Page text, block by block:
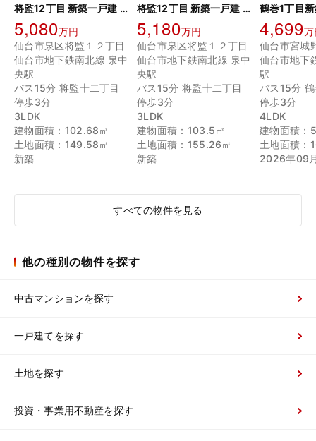
将監12丁目 新築一戸建 1号棟
5,080万円
仙台市泉区将監１２丁目
仙台市地下鉄南北線 泉中
央駅
バス15分 将監十二丁目
停歩3分
3LDK
建物面積：102.68㎡
土地面積：149.58㎡
新築
将監12丁目 新築一戸建 2号棟
5,180万円
仙台市泉区将監１２丁目
仙台市地下鉄南北線 泉中
央駅
バス15分 将監十二丁目
停歩3分
3LDK
建物面積：103.5㎡
土地面積：155.26㎡
新築
鶴巻1丁目
4,699万
仙台市地下
駅
バス15分
停歩3分
4LDK
建物面積：
土地面積：
2026年09
すべての物件を見る
他の種別の物件を探す
中古マンションを探す
一戸建てを探す
土地を探す
投資・事業用不動産を探す